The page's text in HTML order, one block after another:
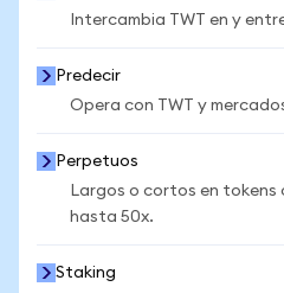
Intercambia TWT en y
Predecir
Opera con TWT y
Perpetuos
Largos o cortos en
hasta 50x.
Staking